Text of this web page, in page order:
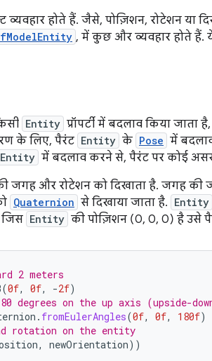
होते हैं. जैसे, पोज़िशन, रोटेशन या
, में कुछ और व्यवहार होते हैं.
Entity प्रॉपर्टी में बदलाव किया
के लिए, पैरंट Entity के Pose में
Entity में बदलाव करने से, पैरंट पर कोई असर
जगह और रोटेशन को दिखाता है. जगह की
Quaternion से दिखाया जाता है. Entity
जिस Entity की पोज़िशन (0, 0, 0) है उसे
2 meters
(0f, 0f, -2f)
degrees on the up axis (upside-
. fromEulerAngles(0f, 0f, 180f)
rotation on the entity
, newOrientation))